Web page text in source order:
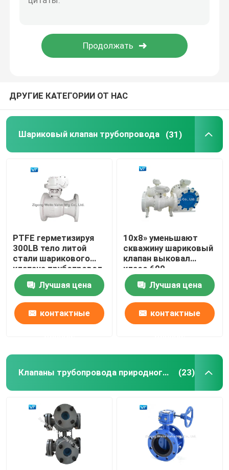
электрический шариковый клапан
Гидро клапаны силы
Верхний шариковый клапан входа
Шариковый клапан высокого давления
ДРУГИЕ КАТЕГОРИИ ОТ НАС
Шариковый клапан трубопровода (31)
PTFE герметизируя
300LB тело литой
стали шарикового
клапана трубопровод
8x6» цельное
Лучшая цена
контактные
10x8» уменьшают
скважину шариковый
клапан выковал
класс 600
шарикового клапана
WCC
Лучшая цена
контактные
Клапаны трубопровода природного газа (23)